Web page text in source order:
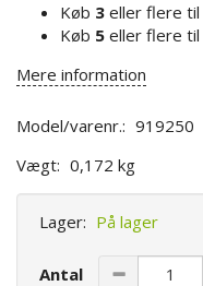
Køb 3 eller flere til
Køb 5 eller flere til
Mere information
Model/varenr.: 919250
Vægt: 0,172 kg
Lager: På lager
Antal